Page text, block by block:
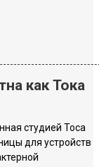
как Тока
студией Toca
для устройств